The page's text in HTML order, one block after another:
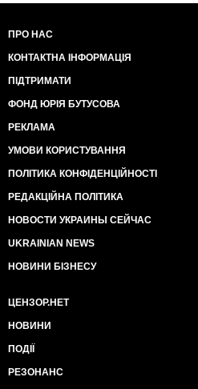
ПРО НАС
КОНТАКТНА ІНФОРМАЦІЯ
ПІДТРИМАТИ
ФОНД ЮРІЯ БУТУСОВА
РЕКЛАМА
УМОВИ КОРИСТУВАННЯ
ПОЛІТИКА КОНФІДЕНЦІЙНОСТІ
РЕДАКЦІЙНА ПОЛІТИКА
НОВОСТИ УКРАИНЫ СЕЙЧАС
UKRAINIAN NEWS
НОВИНИ БІЗНЕСУ
ЦЕНЗОР.НЕТ
НОВИНИ
ПОДІЇ
РЕЗОНАНС